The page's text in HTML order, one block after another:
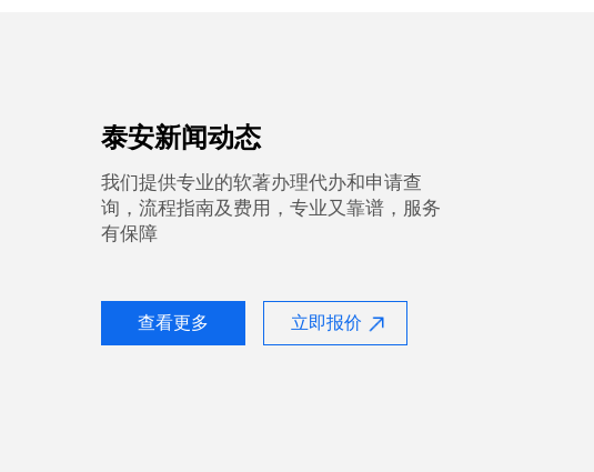
泰安新闻动态
我们提供专业的软著办理代办和申请查
询，流程指南及费用，专业又靠谱，服务
有保障
查看更多 立即报价